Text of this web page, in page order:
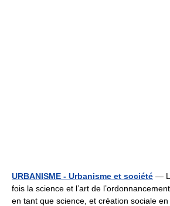
URBANISME - Urbanisme et société —
fois la science et l’art de
en tant que science, et création sociale en